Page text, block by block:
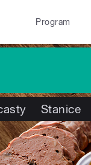
Program
Stanice